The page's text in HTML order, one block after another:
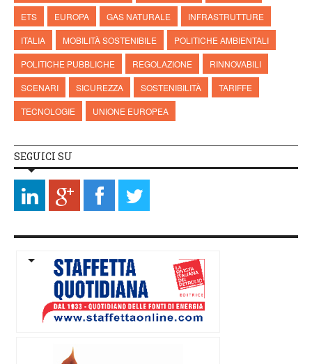
ETS
EUROPA GAS NATURALE
INFRASTRUTTURE
ITALIA
MOBILITÀ SOSTENIBILE
POLITICHE AMBIENTALI
POLITICHE PUBBLICHE
REGOLAZIONE
RINNOVABILI
SCENARI
SICUREZZA SOSTENIBILITÀ
TARIFFE
TECNOLOGIE
UNIONE EUROPEA
SEGUICI SU